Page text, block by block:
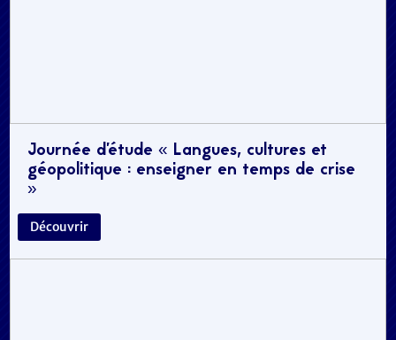
Journée d’étude « Langues, cultures et
géopolitique : enseigner en temps de crise
»
Découvrir